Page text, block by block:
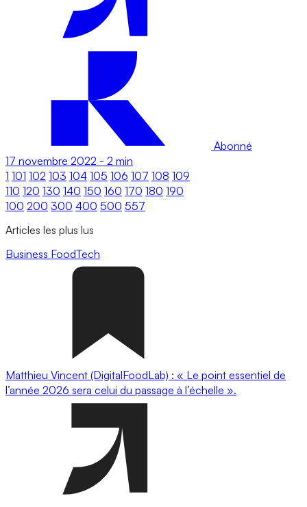
Abonné
17 novembre 2022 - 2 min
1 101 102 103 104 105 106 107 108 109
110 120 130 140 150 160 170 180 190
100 200 300 400 500 557
Articles les plus lus
Business FoodTech
Matthieu Vincent (DigitalFoodLab) : « Le point essentiel de
l’année 2026 sera celui du passage à l’échelle ».